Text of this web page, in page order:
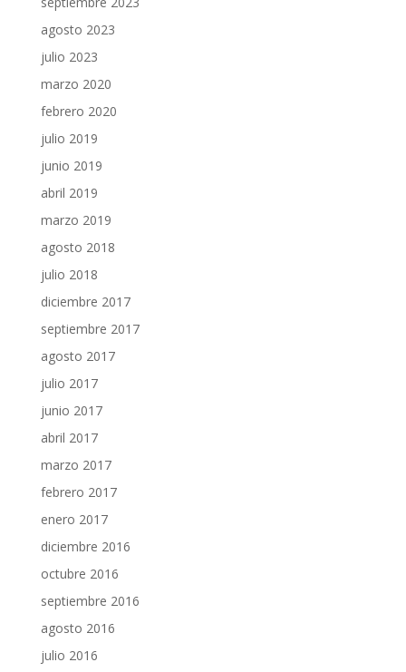
agosto 2023
julio 2023
marzo 2020
febrero 2020
julio 2019
junio 2019
abril 2019
marzo 2019
agosto 2018
julio 2018
diciembre 2017
septiembre 2017
agosto 2017
julio 2017
junio 2017
abril 2017
marzo 2017
febrero 2017
enero 2017
diciembre 2016
octubre 2016
septiembre 2016
agosto 2016
julio 2016